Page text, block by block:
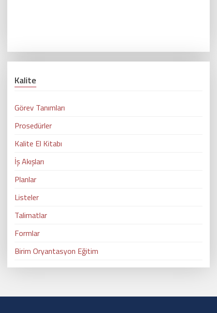
Kalite
Görev Tanımları
Prosedürler
Kalite El Kitabı
İş Akışları
Planlar
Listeler
Talimatlar
Formlar
Birim Oryantasyon Eğitim